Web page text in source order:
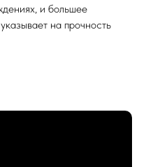
и большее
на прочность